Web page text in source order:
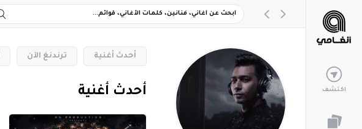
اكتشف
‏أحدث أغنية ‏ترندنغ الآن
‏أحدث أغنية